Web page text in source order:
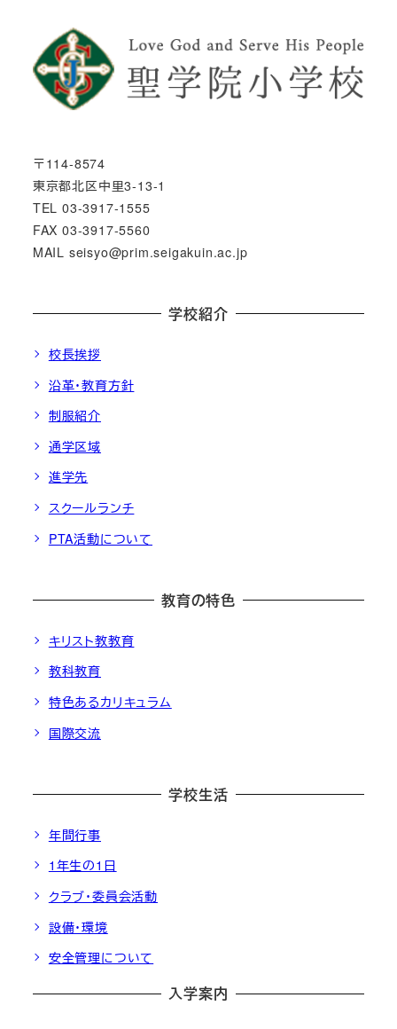
〒114-8574
東京都北区中里3-13-1
TEL 03-3917-1555
FAX 03-3917-5560
MAIL seisyo@prim.seigakuin.ac.jp
学校紹介
校長挨拶
沿革・教育方針
制服紹介
通学区域
進学先
スクールランチ
PTA活動について
教育の特色
キリスト教教育
教科教育
特色あるカリキュラム
国際交流
学校生活
年間行事
1年生の1日
クラブ・委員会活動
設備・環境
安全管理について
入学案内